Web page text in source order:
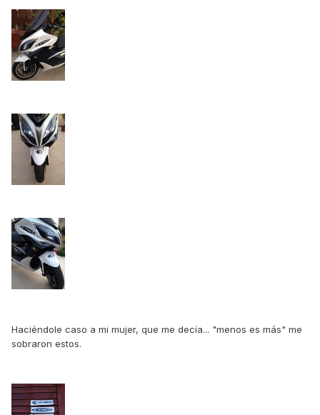
Haciéndole caso a mi mujer, que me decía... "menos es más" me
sobraron estos.